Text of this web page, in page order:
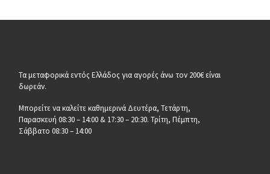
Τα μεταφορικά εντός Ελλάδος για αγορές άνω τον 200€ είναι
δωρεάν.
Μπορείτε να καλείτε καθημερινά Δευτέρα, Τετάρτη,
Παρασκευή 08:30 – 14:00 & 17:30 – 20:30. Τρίτη, Πέμπτη,
Σάββατο 08:30 – 14:00